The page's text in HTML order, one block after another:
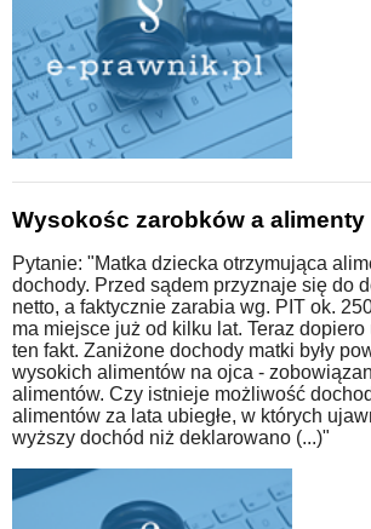
Wysokośc zarobków a alimenty
Pytanie: "Matka dziecka otrzymująca
dochody. Przed sądem przyznaje się do
netto, a faktycznie zarabia wg. PIT ok.
ma miejsce już od kilku lat. Teraz dopiero
ten fakt. Zaniżone dochody matki były
wysokich alimentów na ojca -
alimentów. Czy istnieje możliwość
alimentów za lata ubiegłe, w których
wyższy dochód niż deklarowano (...)"